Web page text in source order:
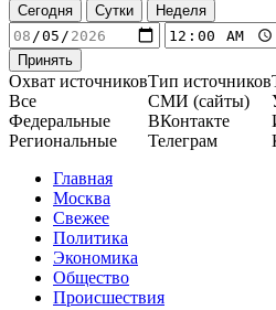
Сегодня Сутки Неделя
Принять
Охват источников
Все
Федеральные
Региональные
Тип источников
СМИ (сайты)
ВКонтакте
Телеграм
Главная
Москва
Свежее
Политика
Экономика
Общество
Происшествия